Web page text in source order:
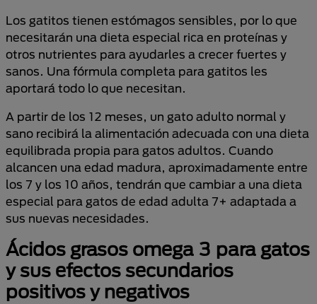
Los gatitos tienen estómagos sensibles, por lo que
necesitarán una dieta especial rica en proteínas y
otros nutrientes para ayudarles a crecer fuertes y
sanos. Una fórmula completa para gatitos les
aportará todo lo que necesitan.
A partir de los 12 meses, un gato adulto normal y
sano recibirá la alimentación adecuada con una dieta
equilibrada propia para gatos adultos. Cuando
alcancen una edad madura, aproximadamente entre
los 7 y los 10 años, tendrán que cambiar a una dieta
especial para gatos de edad adulta 7+ adaptada a
sus nuevas necesidades.
Ácidos grasos omega 3 para gatos
y sus efectos secundarios
positivos y negativos